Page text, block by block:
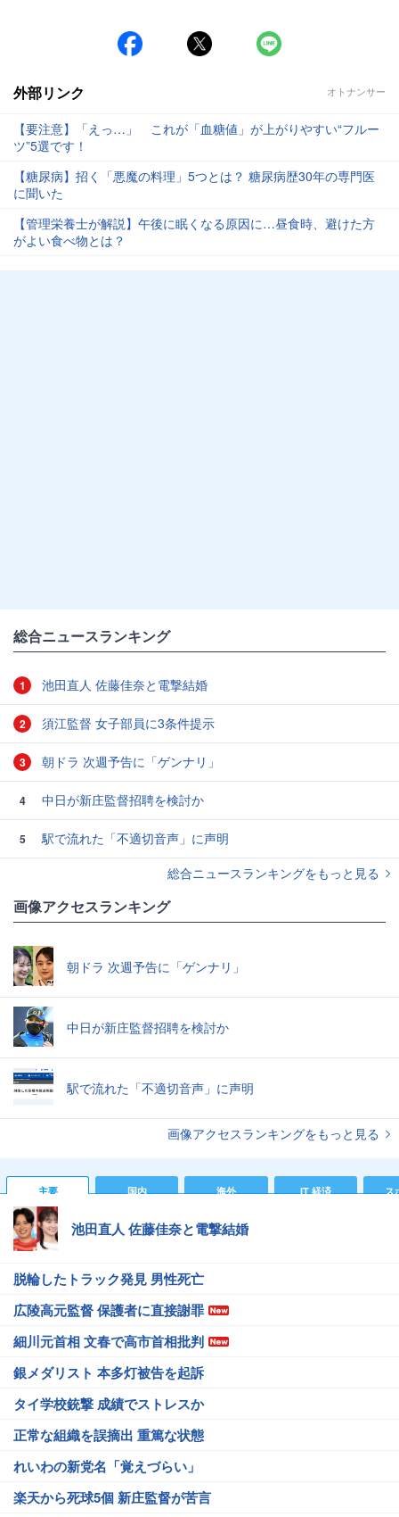
外部リンク オトナンサー
【要注意】「えっ…」 これが「血糖値」が上がりやすい“フルー
ツ”5選です！
【糖尿病】招く「悪魔の料理」5つとは？ 糖尿病歴30年の専門医
に聞いた
【管理栄養士が解説】午後に眠くなる原因に…昼食時、避けた方
がよい食べ物とは？
総合ニュースランキング
1 池田直人 佐藤佳奈と電撃結婚
2 須江監督 女子部員に3条件提示
3 朝ドラ 次週予告に「ゲンナリ」
4 中日が新庄監督招聘を検討か
5
駅で流れた「不適切音声」に声明
総合ニュースランキングをもっと見る
画像アクセスランキング
朝ドラ 次週予告に「ゲンナリ」
中日が新庄監督招聘を検討か
駅で流れた「不適切音声」に声明
画像アクセスランキングをもっと見る
主要 国内 海外 IT 経済 ス
池田直人 佐藤佳奈と電撃結婚
脱輪したトラック発見 男性死亡
広陵高元監督 保護者に直接謝罪
細川元首相 文春で高市首相批判
銀メダリスト 本多灯被告を起訴
タイ学校銃撃 成績でストレスか
正常な組織を誤摘出 重篤な状態
れいわの新党名「覚えづらい」
楽天から死球5個 新庄監督が苦言